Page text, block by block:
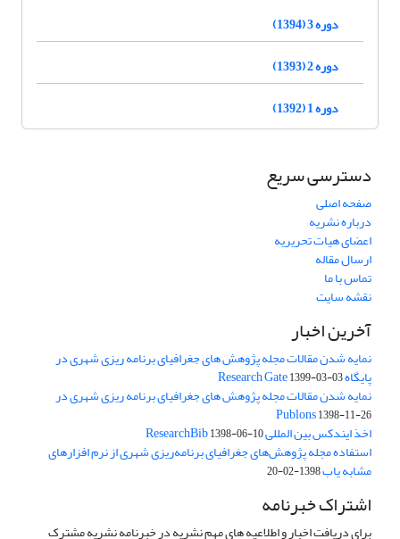
دوره 3 (1394)
دوره 2 (1393)
دوره 1 (1392)
دسترسی سریع
صفحه اصلی
درباره نشریه
اعضای هیات تحریریه
ارسال مقاله
تماس با ما
نقشه سایت
آخرین اخبار
نمایه شدن مقالات مجله پژوهش های جغرافیای برنامه ریزی شهری در
پایگاه Research Gate1399-03-03
نمایه شدن مقالات مجله پژوهش های جغرافیای برنامه ریزی شهری در
Publons1398-11-26
اخذ ایندکس بین المللی ResearchBib1398-06-10
استفاده مجله پژوهش‌های جغرافیای برنامه‌ریزی شهری از نرم افزارهای
مشابه یاب1398-02-20
اشتراک خبرنامه
برای دریافت اخبار و اطلاعیه های مهم نشریه در خبرنامه نشریه مشترک